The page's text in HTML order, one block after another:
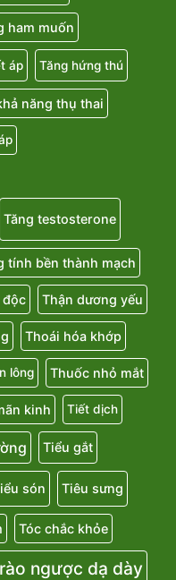
ham muốn
áp Tăng hứng thú
năng thụ thai
Tăng testosterone
tính bền thành mạch
độc Thận dương yếu
Thoái hóa khớp
lông Thuốc nhỏ mắt
kinh Tiết dịch
Tiểu gắt
són Tiêu sưng
Tóc chắc khỏe
ngược dạ dày